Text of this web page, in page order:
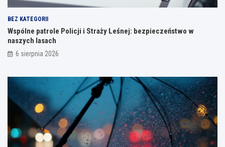
BEZ KATEGORII
Wspólne patrole Policji i Straży Leśnej: bezpieczeństwo w
naszych lasach
6 sierpnia 2026